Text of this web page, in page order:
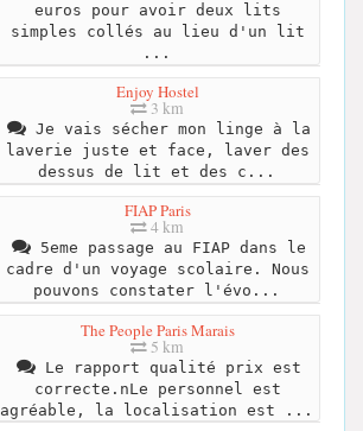
euros pour avoir deux lits
simples collés au lieu d'un lit
...
Enjoy Hostel
3 km
Je vais sécher mon linge à la
laverie juste et face, laver des
dessus de lit et des c...
FIAP Paris
4 km
5eme passage au FIAP dans le
cadre d'un voyage scolaire. Nous
pouvons constater l'évo...
The People Paris Marais
5 km
Le rapport qualité prix est
correcte.nLe personnel est
agréable, la localisation est ...